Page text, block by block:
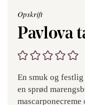
Opskrift
Pavlova
En smuk og
en sprød